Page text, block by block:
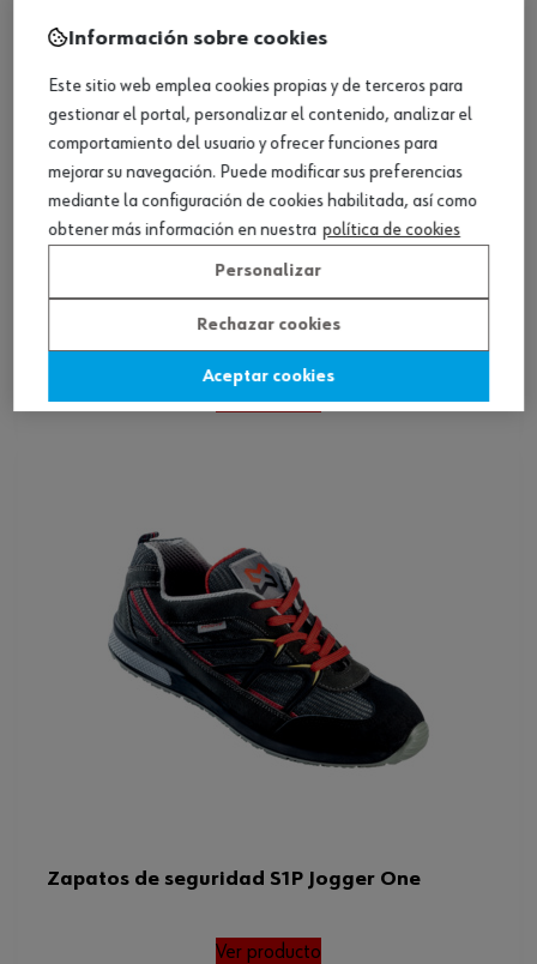
Zapatos de seguridad S1P Grus
Ver producto
Zapatos de seguridad S1P Jogger One
Ver producto
Información sobre cookies
Este sitio web emplea cookies propias y de terceros para
gestionar el portal, personalizar el contenido, analizar el
comportamiento del usuario y ofrecer funciones para
mejorar su navegación. Puede modificar sus preferencias
mediante la configuración de cookies habilitada, así como
obtener más información en nuestra política de cookies
Personalizar
Rechazar cookies
Aceptar cookies